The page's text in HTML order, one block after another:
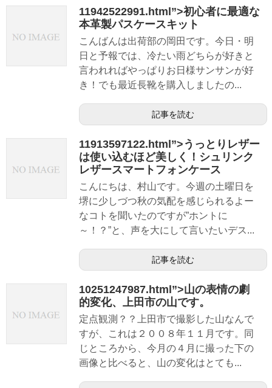
11942522991.html”>初心者に最適な
本革製パスケースキット
こんばんは出荷部の岡田です。今日・明
日と予報では、冷たい雨どちらが好きと
言われればやっぱりお日様サンサンが好
き！でも最近長靴を購入しましたの...
記事を読む
11913597122.html”>うっとりレザー
は使い込むほど美しく！シュリンク
レザースマートフォンケース
こんにちは、村山です。今週の土曜日を
堺に少しづつ秋の気配を感じられるよー
なコトを聞いたのですが”ホントに
～！？”と、声を大にして言いたいデス...
記事を読む
10251247987.html”>山の表情の劇
的変化、上田市の山です。
定点観測？？上田市で撮影した山なんで
すが、これは２００８年１１月です。同
じところから、今月の４月に撮った下の
画像と比べると、山の変化はとても...